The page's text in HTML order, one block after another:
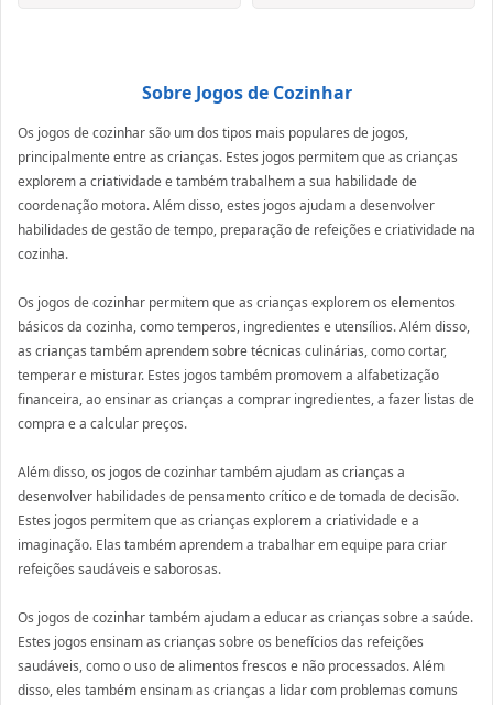
Sobre Jogos de Cozinhar
Os jogos de cozinhar são um dos tipos mais populares de jogos,
principalmente entre as crianças. Estes jogos permitem que as crianças
explorem a criatividade e também trabalhem a sua habilidade de
coordenação motora. Além disso, estes jogos ajudam a desenvolver
habilidades de gestão de tempo, preparação de refeições e criatividade na
cozinha.
Os jogos de cozinhar permitem que as crianças explorem os elementos
básicos da cozinha, como temperos, ingredientes e utensílios. Além disso,
as crianças também aprendem sobre técnicas culinárias, como cortar,
temperar e misturar. Estes jogos também promovem a alfabetização
financeira, ao ensinar as crianças a comprar ingredientes, a fazer listas de
compra e a calcular preços.
Além disso, os jogos de cozinhar também ajudam as crianças a
desenvolver habilidades de pensamento crítico e de tomada de decisão.
Estes jogos permitem que as crianças explorem a criatividade e a
imaginação. Elas também aprendem a trabalhar em equipe para criar
refeições saudáveis e saborosas.
Os jogos de cozinhar também ajudam a educar as crianças sobre a saúde.
Estes jogos ensinam as crianças sobre os benefícios das refeições
saudáveis, como o uso de alimentos frescos e não processados. Além
disso, eles também ensinam as crianças a lidar com problemas comuns